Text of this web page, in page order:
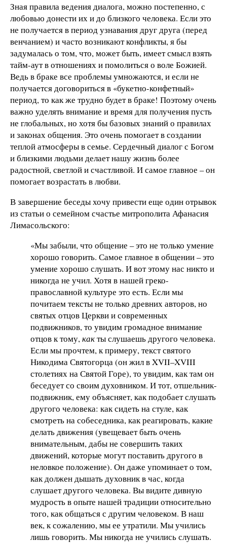
Зная правила ведения диалога, можно постепенно, с
любовью донести их и до близкого человека. Если это
не получается в период узнавания друг друга (перед
венчанием) и часто возникают конфликты, я бы
задумалась о том, что, может быть, имеет смысл взять
тайм-аут в отношениях и помолиться о воле Божией.
Ведь в браке все проблемы умножаются, и если не
получается договориться в «букетно-конфетный»
период, то как же трудно будет в браке! Поэтому очень
важно уделять внимание и время для получения пусть
не глобальных, но хотя бы базовых знаний о правилах
и законах общения. Это очень помогает в создании
теплой атмосферы в семье. Сердечный диалог с Богом
и близкими людьми делает нашу жизнь более
радостной, светлой и счастливой. И самое главное – он
помогает возрастать в любви.
В завершение беседы хочу привести еще один отрывок
из статьи о семейном счастье митрополита Афанасия
Лимасольского:
«Мы забыли, что общение – это не только умение
хорошо говорить. Самое главное в общении – это
умение хорошо слушать. И вот этому нас никто и
никогда не учил. Хотя в нашей греко-
православной культуре это есть. Если мы
почитаем тексты не только древних авторов, но
святых отцов Церкви и современных
подвижников, то увидим громадное внимание
отцов к тому,какты слушаешь другого человека.
Если мы прочтем, к примеру, текст святого
Никодима Святогорца (он жил в XVII–XVIII
столетиях на Святой Горе), то увидим, как там он
беседует со своим духовником. И тот, отшельник-
подвижник, ему объясняет, как подобает слушать
другого человека: как сидеть на стуле, как
смотреть на собеседника, как реагировать, какие
делать движения (увещевает быть очень
внимательным, дабы не совершить таких
движений, которые могут поставить другого в
неловкое положение). Он даже упоминает о том,
как должен дышать духовник в час, когда
слушает другого человека. Вы видите дивную
мудрость в опыте нашей традиции относительно
того, как общаться с другим человеком. В наш
век, к сожалению, мы ее утратили. Мы учились
лишь говорить. Мы никогда не учились слушать.